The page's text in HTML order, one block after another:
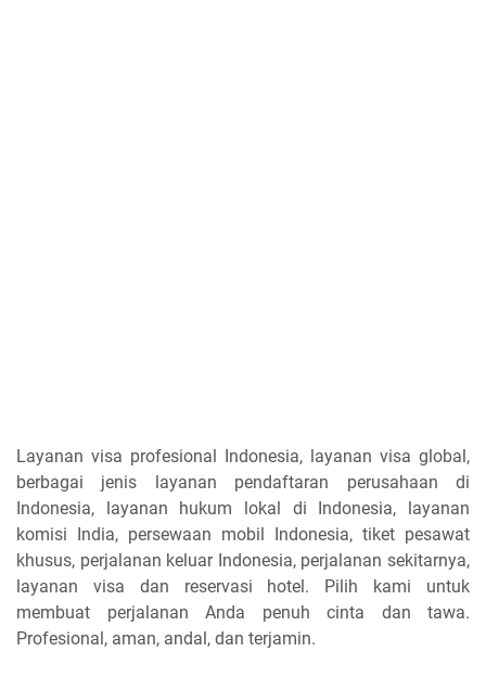
Layanan visa profesional Indonesia, layanan visa global,
berbagai jenis layanan pendaftaran perusahaan di
Indonesia, layanan hukum lokal di Indonesia, layanan
komisi India, persewaan mobil Indonesia, tiket pesawat
khusus, perjalanan keluar Indonesia, perjalanan sekitarnya,
layanan visa dan reservasi hotel. Pilih kami untuk
membuat perjalanan Anda penuh cinta dan tawa.
Profesional, aman, andal, dan terjamin.